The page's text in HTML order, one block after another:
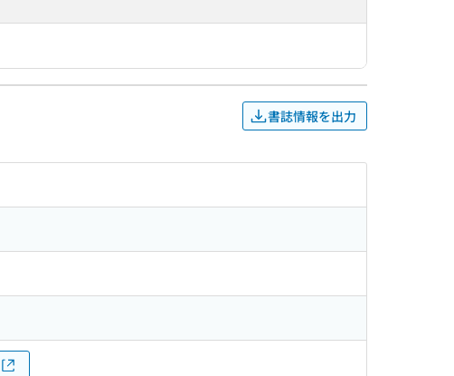
書誌情報を出力